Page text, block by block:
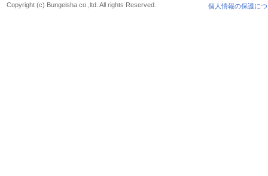
個人情報の保護に
Copyright (c) Bungeisha co.,ltd. All rights Reserved.